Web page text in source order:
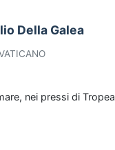
Della Galea
nei pressi di Tropea